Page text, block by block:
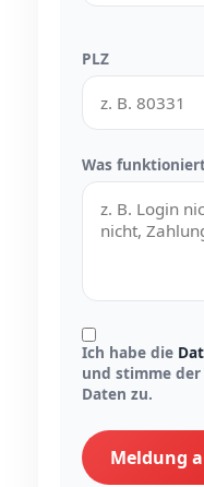
PLZ
Was
Ich habe die
und stimme
Daten zu.
Meldung